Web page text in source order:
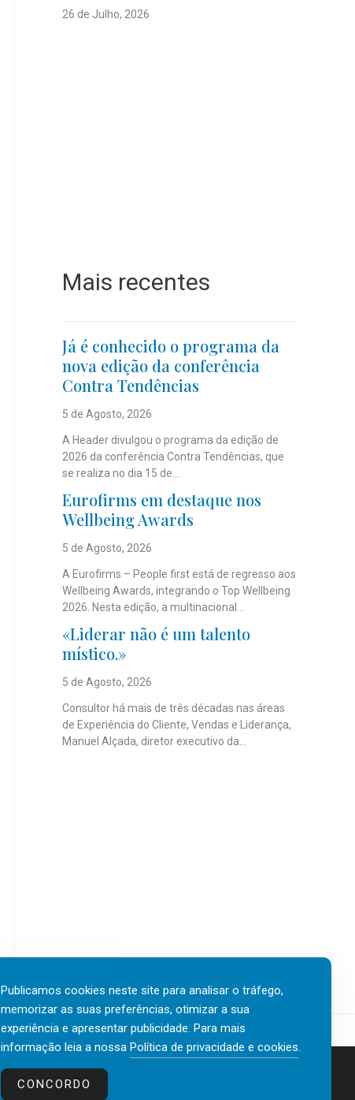
26 de Julho, 2026
Mais recentes
Já é conhecido o programa da
nova edição da conferência
Contra Tendências
5 de Agosto, 2026
A Header divulgou o programa da edição de
2026 da conferência Contra Tendências, que
se realiza no dia 15 de...
Eurofirms em destaque nos
Wellbeing Awards
5 de Agosto, 2026
A Eurofirms – People first está de regresso aos
Wellbeing Awards, integrando o Top Wellbeing
2026. Nesta edição, a multinacional...
«Liderar não é um talento
místico.»
5 de Agosto, 2026
Consultor há mais de três décadas nas áreas
de Experiência do Cliente, Vendas e Liderança,
Manuel Alçada, diretor executivo da...
Contactos
Publicamos cookies neste site para analisar o tráfego,
memorizar as suas preferências, otimizar a sua
experiência e apresentar publicidade. Para mais
informação leia a nossa Política de privacidade e cookies.
CONCORDO